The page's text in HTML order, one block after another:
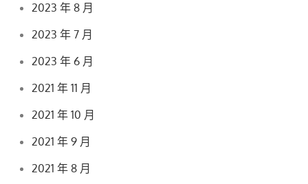
2023 年 8 月
2023 年 7 月
2023 年 6 月
2021 年 11 月
2021 年 10 月
2021 年 9 月
2021 年 8 月